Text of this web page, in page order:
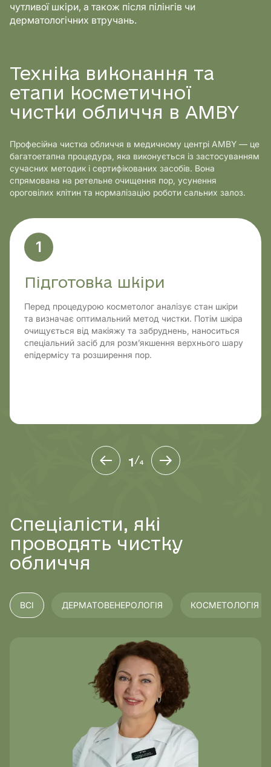
чутливої шкіри, а також після пілінгів чи
дерматологічних втручань.
Техніка виконання та
етапи косметичної
чистки обличчя в AMBY
Професійна чистка обличчя в медичному центрі AMBY — це
багатоетапна процедура, яка виконується із застосуванням
сучасних методик і сертифікованих засобів. Вона
спрямована на ретельне очищення пор, усунення
ороговілих клітин та нормалізацію роботи сальних залоз.
1
Підготовка шкіри
Перед процедурою косметолог аналізує стан шкіри
та визначає оптимальний метод чистки. Потім шкіра
очищується від макіяжу та забруднень, наноситься
спеціальний засіб для розм’якшення верхнього шару
епідермісу та розширення пор.
1/4
Спеціалісти, які
проводять чистку
обличчя
ВСІ ДЕРМАТОВЕНЕРОЛОГІЯ КОСМЕТОЛОГІЯ